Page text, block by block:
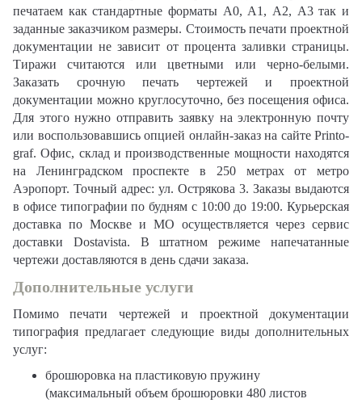
печатаем как стандартные форматы А0, А1, А2, А3 так и
заданные заказчиком размеры. Стоимость печати проектной
документации не зависит от процента заливки страницы.
Тиражи считаются или цветными или черно-белыми.
Заказать срочную печать чертежей и проектной
документации можно круглосуточно, без посещения офиса.
Для этого нужно отправить заявку на электронную почту
или воспользовавшись опцией онлайн-заказ на сайте Printo-
graf. Офис, склад и производственные мощности находятся
на Ленинградском проспекте в 250 метрах от метро
Аэропорт. Точный адрес: ул. Острякова 3. Заказы выдаются
в офисе типографии по будням с 10:00 до 19:00. Курьерская
доставка по Москве и МО осуществляется через сервис
доставки Dostavista. В штатном режиме напечатанные
чертежи доставляются в день сдачи заказа.
Дополнительные услуги
Помимо печати чертежей и проектной документации
типография предлагает следующие виды дополнительных
услуг:
брошюровка на пластиковую пружину
(максимальный объем брошюровки 480 листов